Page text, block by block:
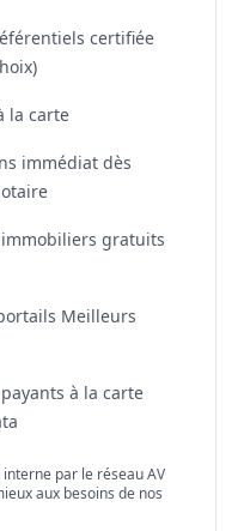
certifiée
la carte
immédiat dès
gratuits
Meilleurs
à la carte
par le réseau AV
aux besoins de nos